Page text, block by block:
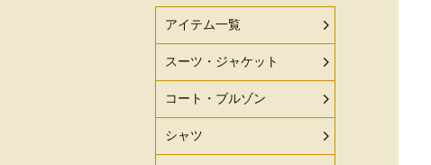
アイテム一覧
スーツ・ジャケット
コート・ブルゾン
シャツ